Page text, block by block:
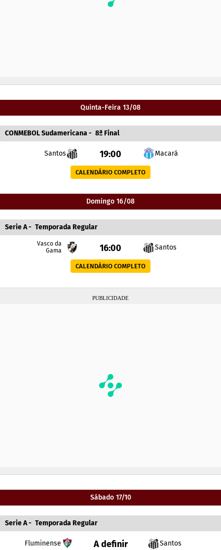
Quinta-Feira 13/08
CONMEBOL Sudamericana- 8ª Final
Santos 19:00 Macará
CALENDÁRIO COMPLETO
Domingo 16/08
Serie A- Temporada Regular
Vasco da
Gama
16:00 Santos
CALENDÁRIO COMPLETO
Sábado 17/10
Serie A- Temporada Regular
Fluminense A definir Santos